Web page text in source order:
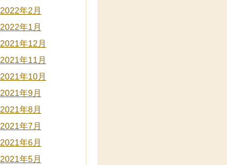
2022年2月
2022年1月
2021年12月
2021年11月
2021年10月
2021年9月
2021年8月
2021年7月
2021年6月
2021年5月